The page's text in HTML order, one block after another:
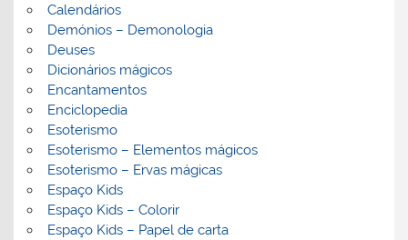
Calendários
Demónios – Demonologia
Deuses
Dicionários mágicos
Encantamentos
Enciclopedia
Esoterismo
Esoterismo – Elementos mágicos
Esoterismo – Ervas mágicas
Espaço Kids
Espaço Kids – Colorir
Espaço Kids – Papel de carta